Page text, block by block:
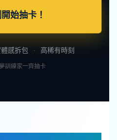
始抽卡！
感拆包 · 高稀有時刻
訓練家一齊抽卡